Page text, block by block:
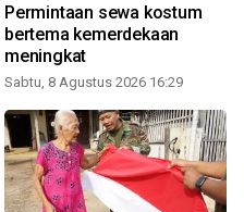
Permintaan sewa kostum
bertema kemerdekaan
meningkat
Sabtu, 8 Agustus 2026 16:29